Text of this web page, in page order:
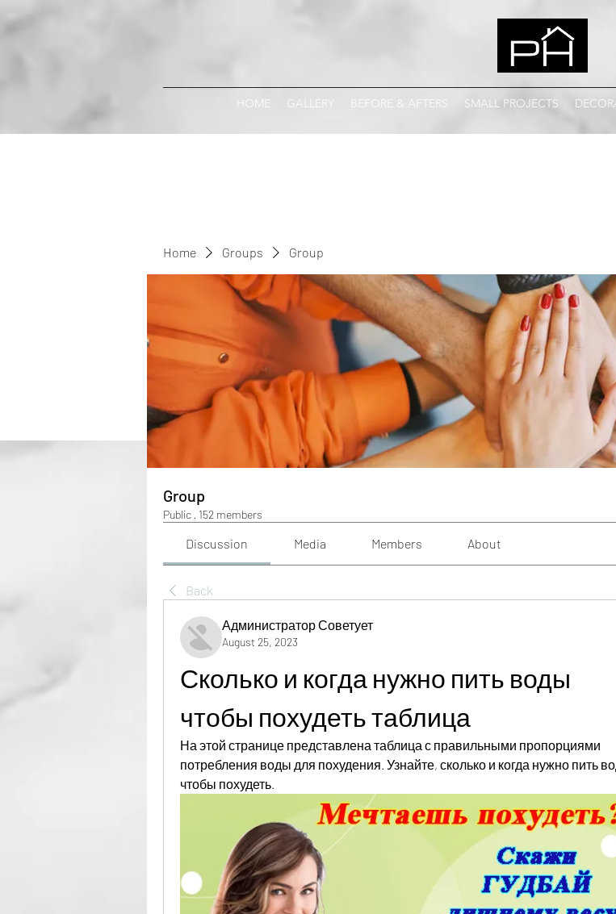
HOME GALLERY BEFORE & AFTERS SMALL PROJECTS
Home Groups Group
Group
Public · 152 members
Discussion Media Members About
Back
Администратор Советует
August 25, 2023
Сколько и когда нужно пить воды
чтобы похудеть таблица
На этой странице представлена таблица с правильными пропорциями
потребления воды для похудения. Узнайте, сколько и когда нужно пить
чтобы похудеть.